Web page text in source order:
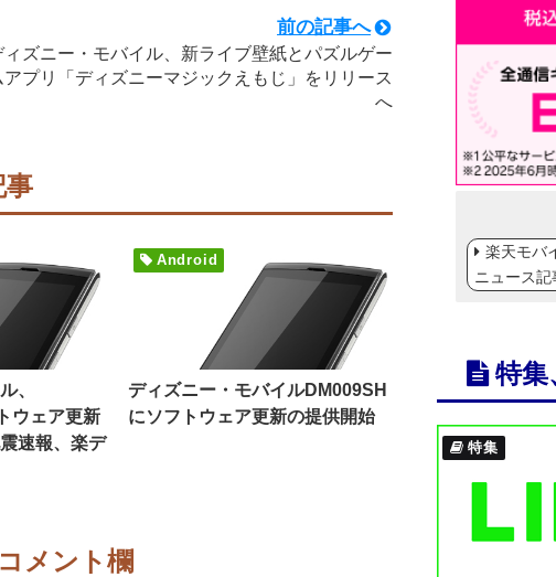
前の記事へ
ィズニー・モバイル、新ライブ壁紙とパズルゲー
アプリ「ディズニーマジックえもじ」をリリース
へ
事
、
ウェア更新
速報、楽デ
Android
ディズニー・モバイルDM009SH
にソフトウェア更新の提供開始
メント欄
楽天モバ
ニュース記
特集
特集